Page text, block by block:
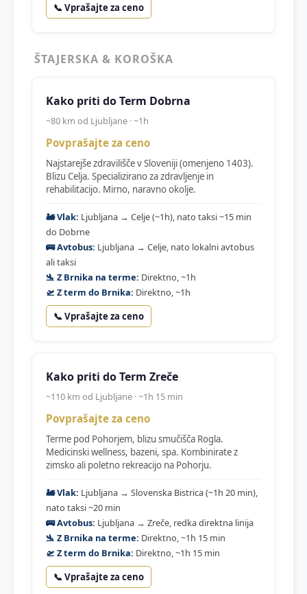
📞 Vprašajte za ceno
ŠTAJERSKA & KOROŠKA
Kako priti do Term Dobrna
~80 km od Ljubljane · ~1h
Povprašajte za ceno
Najstarejše zdravilišče v Sloveniji (omenjeno 1403).
Blizu Celja. Specializirano za zdravljenje in
rehabilitacijo. Mirno, naravno okolje.
🚂 Vlak: Ljubljana → Celje (~1h), nato taksi ~15 min
do Dobrne
🚌 Avtobus: Ljubljana → Celje, nato lokalni avtobus
ali taksi
🛬 Z Brnika na terme: Direktno, ~1h
🛫 Z term do Brnika: Direktno, ~1h
📞 Vprašajte za ceno
Kako priti do Term Zreče
~110 km od Ljubljane · ~1h 15 min
Povprašajte za ceno
Terme pod Pohorjem, blizu smučišča Rogla.
Medicinski wellness, bazeni, spa. Kombinirate z
zimsko ali poletno rekreacijo na Pohorju.
🚂 Vlak: Ljubljana → Slovenska Bistrica (~1h 20 min),
nato taksi ~20 min
🚌 Avtobus: Ljubljana → Zreče, redka direktna linija
🛬 Z Brnika na terme: Direktno, ~1h 15 min
🛫 Z term do Brnika: Direktno, ~1h 15 min
📞 Vprašajte za ceno